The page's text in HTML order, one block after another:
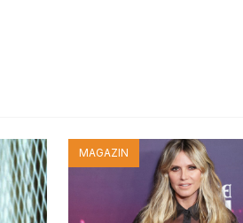
MAGAZIN